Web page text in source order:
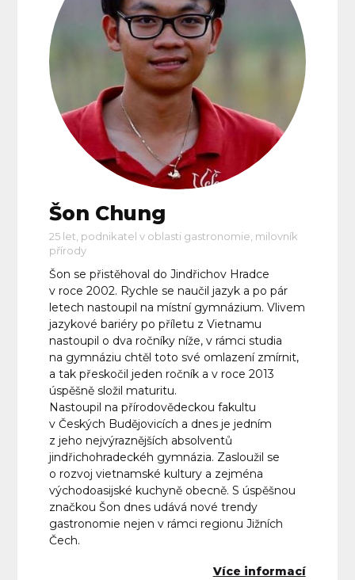
Šon Chung
25 let, podnikatel v oblasti gastronomie, milovník
přírody
Šon se přistěhoval do Jindřichov Hradce
v roce 2002. Rychle se naučil jazyk a po pár
letech nastoupil na místní gymnázium. Vlivem
jazykové bariéry po příletu z Vietnamu
nastoupil o dva ročníky níže, v rámci studia
na gymnáziu chtěl toto své omlazení zmírnit,
a tak přeskočil jeden ročník a v roce 2013
úspěšně složil maturitu.
Nastoupil na přírodovědeckou fakultu
v Českých Budějovicích a dnes je jedním
z jeho nejvýraznějších absolventů
jindřichohradeckéh gymnázia. Zasloužil se
o rozvoj vietnamské kultury a zejména
východoasijské kuchyně obecně. S úspěšnou
značkou Šon dnes udává nové trendy
gastronomie nejen v rámci regionu Jižních
Čech.
Více informací